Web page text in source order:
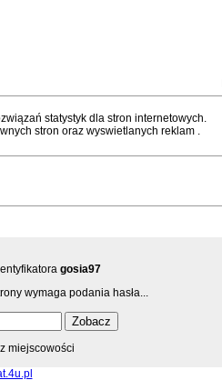
statystyk dla stron internetowych.
stron oraz wyswietlanych reklam .
gosia97
wymaga podania hasła...
miejscowości